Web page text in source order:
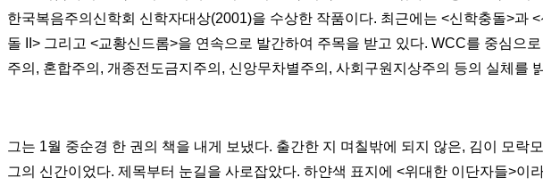
한국복음주의신학회 신학자대상(2001)을 수상한 작품이다. 최근에는 <신학충돌>과
돌 II> 그리고 <교황신드롬>을 연속으로 발간하여 주목을 받고 있다. WCC를 중심으
주의, 혼합주의 , 개종전도금지주의 , 신앙무차별주의 , 사회구원지상주의 등의 실체를
그는 1월 중순경 한 권의 책을 내게 보냈다. 출간한 지 며칠밖에 되지 않은, 김이 모락
그의 신간이었다. 제목부터 눈길을 사로잡았다. 하얀색 표지에 <위대한 이단자들>이